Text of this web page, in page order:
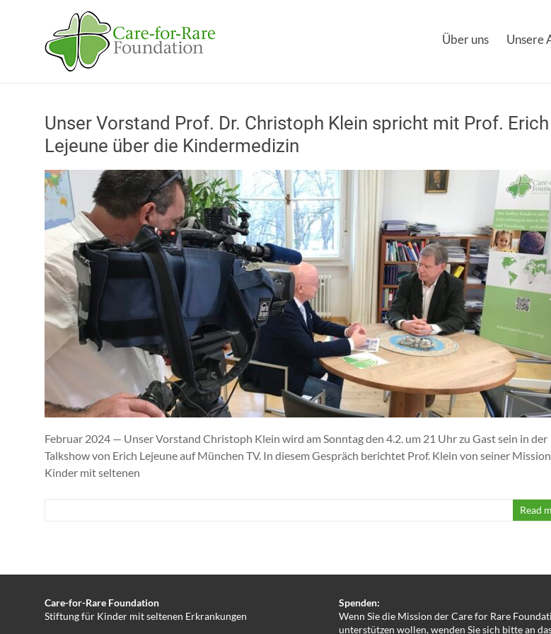
Care-
for-
Foundation
für
Kinder
mit
seltenen
Erkrankungen
Helfen
Sie
uns,
den
Waisen
der
Medizin
helfen!
Über uns Unsere
Unser Vorstand Prof. Dr. Christoph Klein spricht mit Prof. Erich
Lejeune über die Kindermedizin
Februar 2024 — Unser Vorstand Christoph Klein wird am Sonntag den 4.2. um 21 Uhr zu Gast sein in der
Talkshow von Erich Lejeune auf München TV. In diesem Gespräch berichtet Prof. Klein von seiner
Kinder mit seltenen
Read
Care-for-Rare Foundation
Stiftung für Kinder mit seltenen Erkrankungen
Spenden:
Wenn Sie die Mission der Care for Rare
unterstützen wollen, wenden Sie sich bitte an